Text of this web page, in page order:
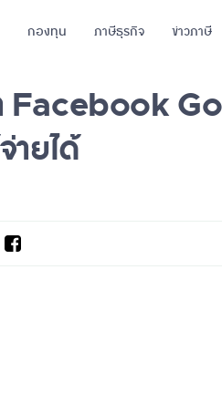
กองทุน ภาษีธุรกิจ ข่าวภาษี
Facebook
ายได้